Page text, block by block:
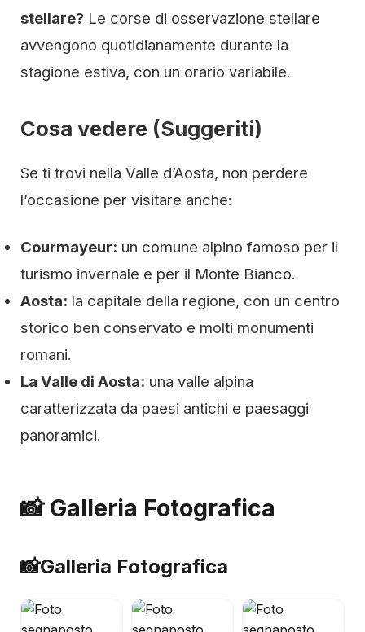
stellare? Le corse di osservazione stellare
avvengono quotidianamente durante la
stagione estiva, con un orario variabile.
Cosa vedere (Suggeriti)
Se ti trovi nella Valle d’Aosta, non perdere
l’occasione per visitare anche:
Courmayeur: un comune alpino famoso per il
turismo invernale e per il Monte Bianco.
Aosta: la capitale della regione, con un centro
storico ben conservato e molti monumenti
romani.
La Valle di Aosta: una valle alpina
caratterizzata da paesi antichi e paesaggi
panoramici.
📸 Galleria Fotografica
📸Galleria Fotografica